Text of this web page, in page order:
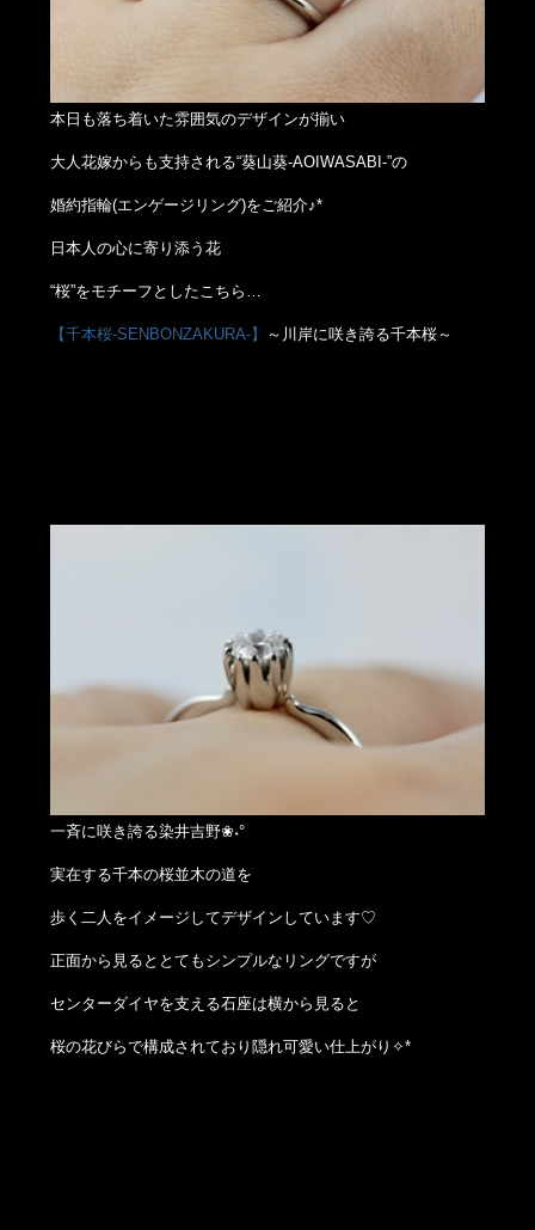
本日も落ち着いた雰囲気のデザインが揃い
大人花嫁からも支持される“葵山葵-AOIWASABI-”の
婚約指輪(エンゲージリング)をご紹介♪*
日本人の心に寄り添う花
“桜”をモチーフとしたこちら…
【千本桜-SENBONZAKURA-】 ～川岸に咲き誇る千本桜～
一斉に咲き誇る染井吉野❀˖°
実在する千本の桜並木の道を
歩く二人をイメージしてデザインしています♡
正面から見るととてもシンプルなリングですが
センターダイヤを支える石座は横から見ると
桜の花びらで構成されており隠れ可愛い仕上がり✧*